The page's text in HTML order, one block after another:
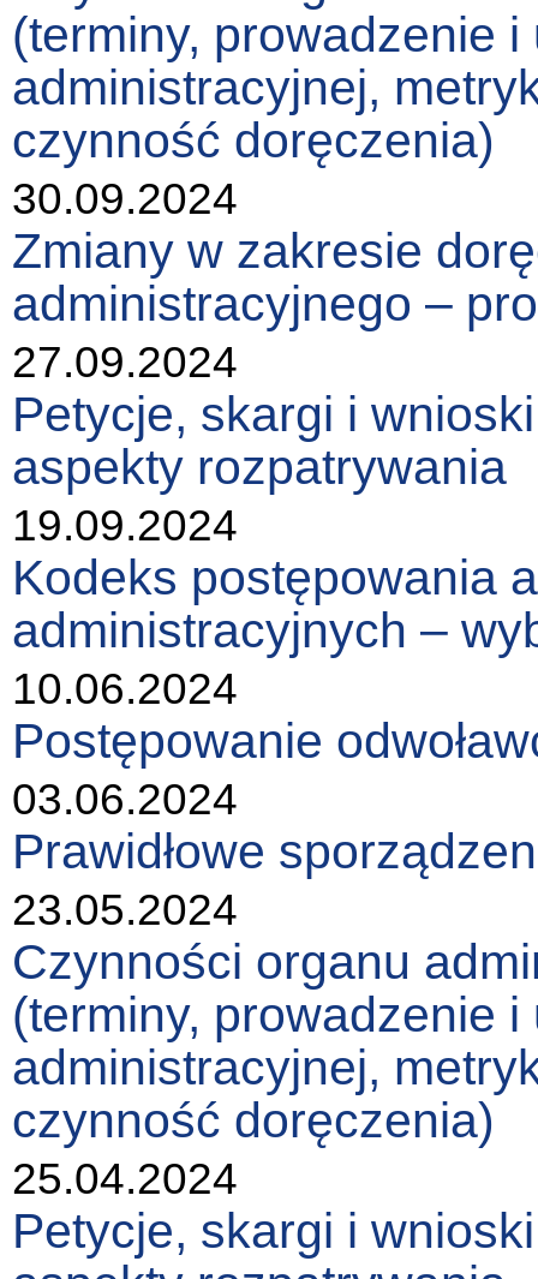
(terminy, prowadzenie
administracyjnej,
czynność doręczenia)
30.09.2024
Zmiany w zakresie
administracyjnego –
27.09.2024
Petycje, skargi i
aspekty rozpatrywania
19.09.2024
Kodeks postępowania
administracyjnych –
10.06.2024
Postępowanie
03.06.2024
Prawidłowe
23.05.2024
Czynności organu
(terminy, prowadzenie
administracyjnej,
czynność doręczenia)
25.04.2024
Petycje, skargi i